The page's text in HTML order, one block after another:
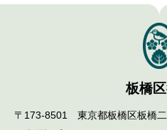
板橋
〒173-8501 東京都板橋区板橋